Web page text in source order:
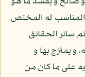
المناسب له المختص
سائر الحقائق
و يمتزج بها و
على ما كان من